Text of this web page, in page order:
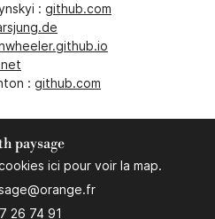
: github.com
: github.com
paysage
ici pour voir la map.
26 74 91